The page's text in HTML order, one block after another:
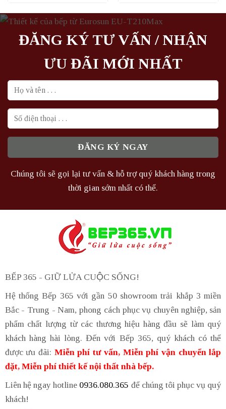
252.000₫.
747.750₫.
ĐĂNG KÝ TƯ VẤN / NHẬN
ƯU ĐÃI MỚI NHẤT
Chúng tôi sẽ gọi lại tư vấn & hỗ trợ quý khách hàng trong
thời gian sớm nhất có thể.
BẾP 365 - GIỮ LỬA CUỘC SỐNG!
Hệ thống Bếp 365 với gần 50 showroom trải khắp 3 miền
Bắc - Trung - Nam, phong cách phục vụ chuyên nghiệp, sản
phẩm chất lượng từ các thương hiệu hàng đầu sẽ làm quý
khách hàng hài lòng. Đến với Bếp 365, quý khách có thể
được ưu đãi: Miễn phí tư vấn, Miễn phí vận chuyển lắp
đặt, Miễn phí thiết kế nội thất nhà bếp.
Liên hệ ngay hotline 0936.080.365 để chúng tôi phục vụ quý
khách!